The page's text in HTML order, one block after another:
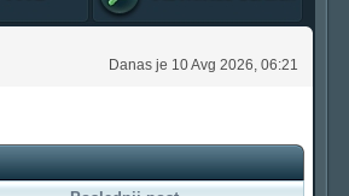
Danas je 10 Avg 2026, 06:21